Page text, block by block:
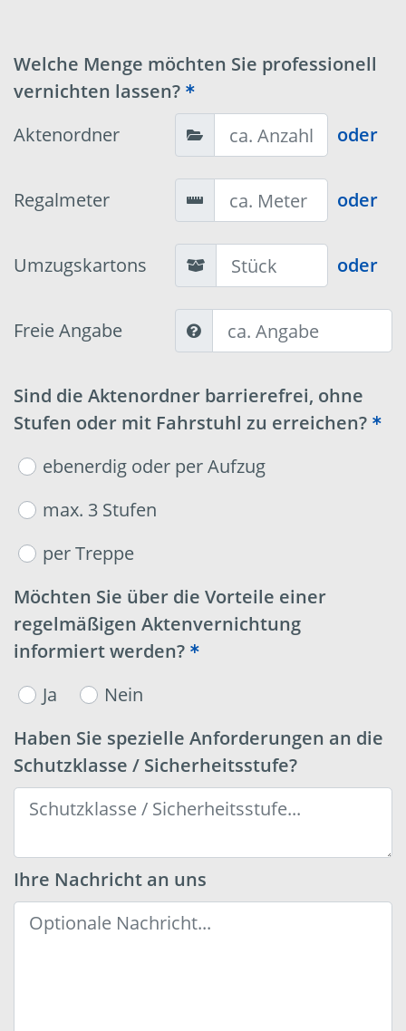
Welche Menge möchten Sie professionell
vernichten lassen?
Aktenordner
oder
Regalmeter oder
Umzugskartons oder
Freie Angabe
Sind die Aktenordner barrierefrei, ohne
Stufen oder mit Fahrstuhl zu erreichen?
ebenerdig oder per Aufzug
max. 3 Stufen
per Treppe
Möchten Sie über die Vorteile einer
regelmäßigen Aktenvernichtung
informiert werden?
Ja
Nein
Haben Sie spezielle Anforderungen an die
Schutzklasse / Sicherheitsstufe?
Ihre Nachricht an uns